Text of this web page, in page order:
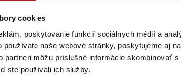
cookies
poskytovanie funkcií sociálnych médií a
používate naše webové stránky, poskytujeme aj
partneri môžu príslušné informácie skombinovať
ste používali ich služby.